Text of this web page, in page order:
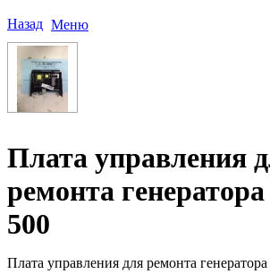
Назад Меню
Плата управления
ремонта
500
Плата управления для ремонта